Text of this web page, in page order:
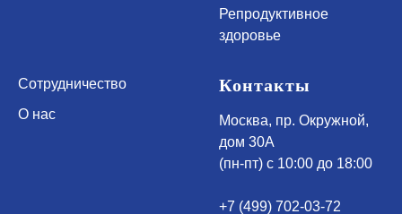
Репродуктивное
здоровье
Сотрудничество
О нас
Контакты
Москва, пр. Окружной,
дом 30А
(пн-пт) с 10:00 до 18:00
+7 (499) 702-03-72